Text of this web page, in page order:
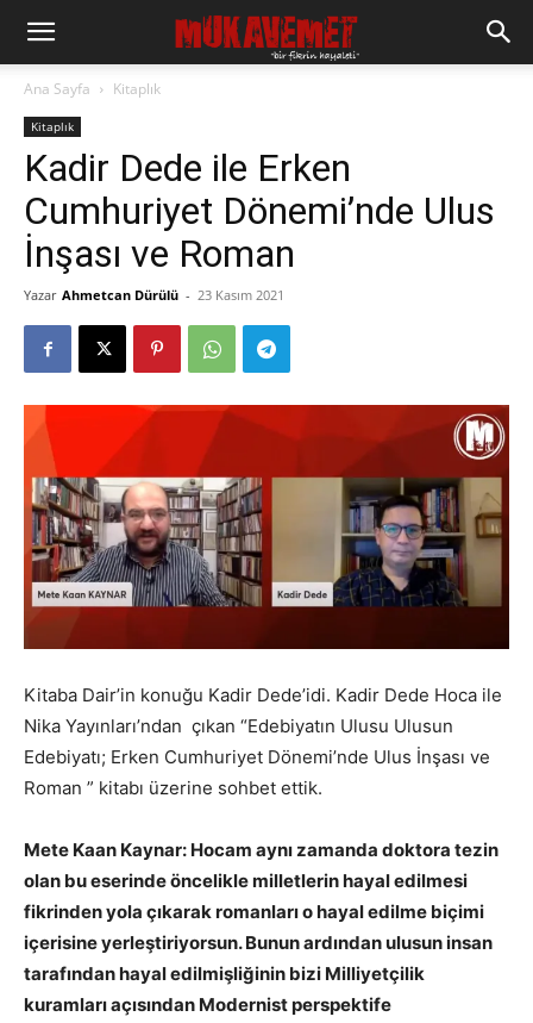
Ana Sayfa Kitaplık
Kitaplık
Kadir Dede ile Erken
Cumhuriyet Dönemi’nde Ulus
İnşası ve Roman
Yazar Ahmetcan Dürülü - 23 Kasım 2021
Kitaba Dair’in konuğu Kadir Dede’idi. Kadir Dede Hoca ile
Nika Yayınları’ndan çıkan “Edebiyatın Ulusu Ulusun
Edebiyatı; Erken Cumhuriyet Dönemi’nde Ulus İnşası ve
Roman ” kitabı üzerine sohbet ettik.
Mete Kaan Kaynar: Hocam aynı zamanda doktora tezin
olan bu eserinde öncelikle milletlerin hayal edilmesi
fikrinden yola çıkarak romanları o hayal edilme biçimi
içerisine yerleştiriyorsun. Bunun ardından ulusun insan
tarafından hayal edilmişliğinin bizi Milliyetçilik
kuramları açısından Modernist perspektife